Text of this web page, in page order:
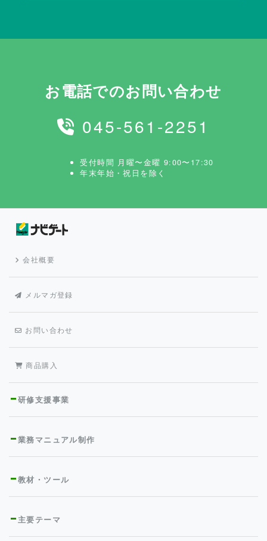
お電話でのお問い合わせ
045-561-2251
受付時間 月曜〜金曜 9:00〜17:30
年末年始・祝日を除く
会社概要
メルマガ登録
お問い合わせ
商品購入
研修支援事業
業務マニュアル制作
教材・ツール
主要テーマ